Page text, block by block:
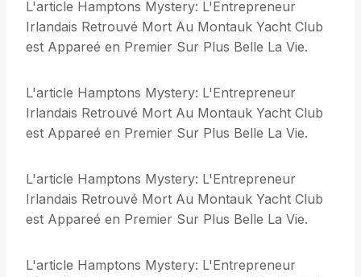
L'article Hamptons Mystery: L'Entrepreneur
Irlandais Retrouvé Mort Au Montauk Yacht Club
est Appareé en Premier Sur Plus Belle La Vie.
L'article Hamptons Mystery: L'Entrepreneur
Irlandais Retrouvé Mort Au Montauk Yacht Club
est Appareé en Premier Sur Plus Belle La Vie.
L'article Hamptons Mystery: L'Entrepreneur
Irlandais Retrouvé Mort Au Montauk Yacht Club
est Appareé en Premier Sur Plus Belle La Vie.
L'article Hamptons Mystery: L'Entrepreneur